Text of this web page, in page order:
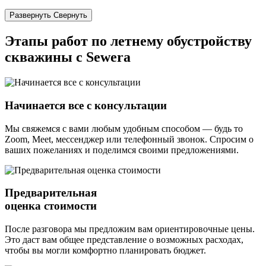
Развернуть Свернуть
Этапы работ по летнему обустройству
скважины с Sewera
Начинается все с консультации
Мы свяжемся с вами любым удобным способом — будь то
Zoom, Meet, мессенджер или телефонный звонок. Спросим о
ваших пожеланиях и поделимся своими предложениями.
Предварительная
оценка стоимости
После разговора мы предложим вам ориентировочные цены.
Это даст вам общее представление о возможных расходах,
чтобы вы могли комфортно планировать бюджет.